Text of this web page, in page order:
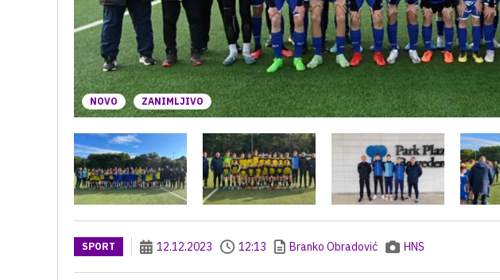
NOVO ZANIMLJIVO
SPORT 12.12.2023 12:13 Branko Obradović HNS